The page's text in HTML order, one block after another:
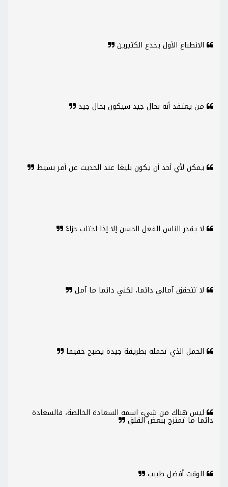
الانطباع الأول يخدع الكثيرين
من يعتقد أنه بحال جيد سيكون بحال جيد
يمكن لأي أحد أن يكون بليغا عند الحديث عن أمر بسيط
لا يقدر الناس الفعل الحسن إلا إذا اجتلب جزاءً
لا تتحقق آمالي دائما، لكني دائما ما آمل
الحمل الذي تحمله بطريقة جيدة يصبح خفيفا
ليس هناك من شيء اسمه السعادة الخالصة، فالسعادة
دائما ما تمتزج ببعض القلق
الوقت أفضل طبيب